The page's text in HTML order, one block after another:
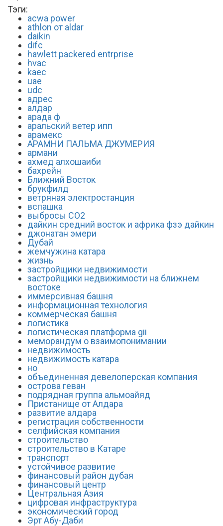
Тэги:
acwa power
athlon от aldar
daikin
difc
hawlett packered entrprise
hvac
kaec
uae
udc
адрес
алдар
арада ф
аральский ветер ипп
арамекс
АРАМНИ ПАЛЬМА ДЖУМЕРИЯ
армани
ахмед алхошаиби
бахрейн
Ближний Восток
брукфилд
ветряная электростанция
вспашка
выбросы СО2
дайкин средний восток и африка фзэ дайкин
джонатан эмери
Дубай
жемчужина катара
жизнь
застройщики недвижимости
застройщики недвижимости на ближнем
востоке
иммерсивная башня
информационная технология
коммерческая башня
логистика
логистическая платформа gii
меморандум о взаимопонимании
недвижимость
недвижимость катара
но
объединенная девелоперская компания
острова геван
подрядная группа альмоайяд
Пристанище от Алдара
развитие алдара
регистрация собственности
селфийская компания
строительство
строительство в Катаре
транспорт
устойчивое развитие
финансовый район дубая
финансовый центр
Центральная Азия
цифровая инфраструктура
экономический город
Эрт Абу-Даби